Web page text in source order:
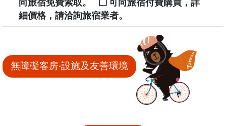
向旅宿免費索取。
可向旅宿付費購買，詳
細價格，請洽詢旅宿業者。
無障礙客房‧設施及友善環境